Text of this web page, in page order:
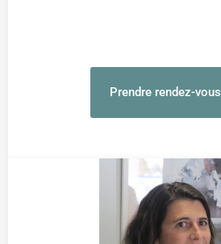
Prendre rendez-vous